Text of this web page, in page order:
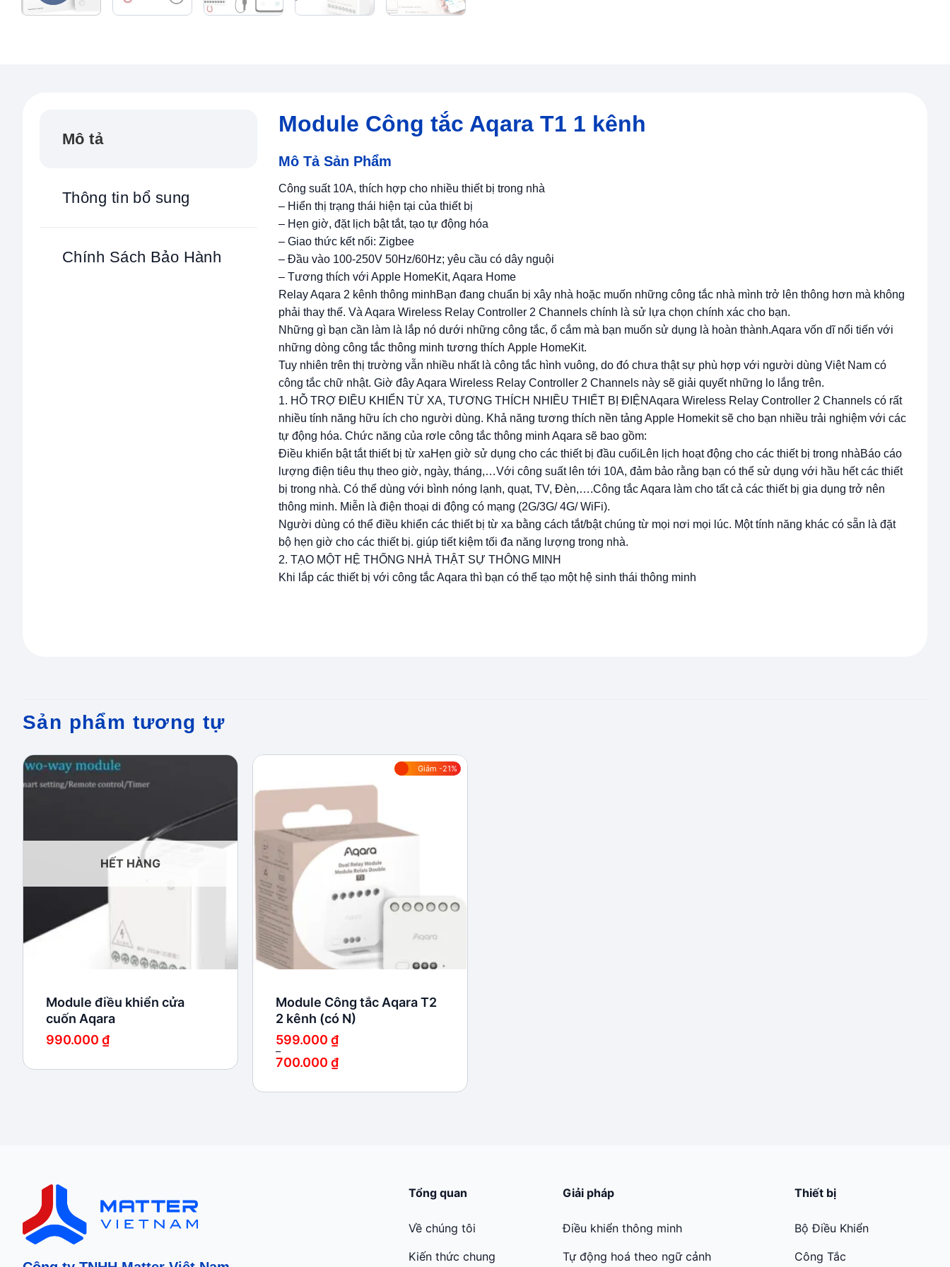
Mô tả
Thông tin bổ sung
Chính Sách Bảo Hành
Module Công tắc Aqara T1 1 kênh
Mô Tả Sản Phẩm
Công suất 10A, thích hợp cho nhiều thiết bị trong nhà
– Hiển thị trạng thái hiện tại của thiết bị
– Hẹn giờ, đặt lịch bật tắt, tạo tự động hóa
– Giao thức kết nối: Zigbee
– Đầu vào 100-250V 50Hz/60Hz; yêu cầu có dây nguội
– Tương thích với Apple HomeKit, Aqara Home
Relay Aqara 2 kênh thông minhBạn đang chuẩn bị xây nhà hoặc muốn những công tắc nhà mình trở lên thông hơn mà không
phải thay thế. Và Aqara Wireless Relay Controller 2 Channels chính là sử lựa chọn chính xác cho bạn.
Những gì bạn cần làm là lắp nó dưới những công tắc, ổ cắm mà bạn muốn sử dụng là hoàn thành.Aqara vốn dĩ nổi tiến với
những dòng công tắc thông minh tương thích Apple HomeKit.
Tuy nhiên trên thị trường vẫn nhiều nhất là công tắc hình vuông, do đó chưa thật sự phù hợp với người dùng Việt Nam có
công tắc chữ nhật. Giờ đây Aqara Wireless Relay Controller 2 Channels này sẽ giải quyết những lo lắng trên.
1. HỖ TRỢ ĐIỀU KHIỂN TỪ XA, TƯƠNG THÍCH NHIỀU THIẾT BỊ ĐIỆNAqara Wireless Relay Controller 2 Channels có rất
nhiều tính năng hữu ích cho người dùng. Khả năng tương thích nền tảng Apple Homekit sẽ cho bạn nhiều trải nghiệm với các
tự động hóa. Chức năng của rơle công tắc thông minh Aqara sẽ bao gồm:
Điều khiển bật tắt thiết bị từ xaHẹn giờ sử dụng cho các thiết bị đầu cuốiLên lịch hoạt động cho các thiết bị trong nhàBáo cáo
lượng điện tiêu thụ theo giờ, ngày, tháng,…Với công suất lên tới 10A, đảm bảo rằng bạn có thể sử dụng với hầu hết các thiết
bị trong nhà. Có thể dùng với bình nóng lạnh, quạt, TV, Đèn,….Công tắc Aqara làm cho tất cả các thiết bị gia dụng trở nên
thông minh. Miễn là điện thoại di động có mạng (2G/3G/ 4G/ WiFi).
Người dùng có thể điều khiển các thiết bị từ xa bằng cách tắt/bật chúng từ mọi nơi mọi lúc. Một tính năng khác có sẵn là đặt
bộ hẹn giờ cho các thiết bị. giúp tiết kiệm tối đa năng lượng trong nhà.
2. TẠO MỘT HỆ THỐNG NHÀ THẬT SỰ THÔNG MINH
Khi lắp các thiết bị với công tắc Aqara thì bạn có thể tạo một hệ sinh thái thông minh
Sản phẩm tương tự
wishlist
HẾT HÀNG
Module điều khiển cửa
cuốn Aqara
990.000 ₫
Giảm -21%
Module Công tắc Aqara T2
2 kênh (có N)
599.000 ₫
–
700.000 ₫
từ
Tổng quan
Về chúng tôi
Kiến thức chung
Giải pháp
Điều khiển thông minh
Tự động hoá theo ngữ cảnh
Thiết bị
Bộ Điều Khiển
Công Tắc